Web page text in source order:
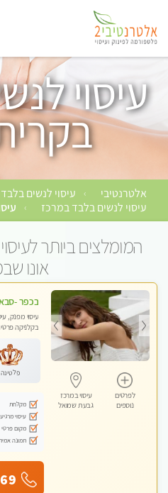
עיסוי
אלטרנטיבי › עיסוי לנשים בלבד
עיסוי לנשים בלבד במרכז ›
המומלצים ביותר
אונו
לפרטים
נוספים
עיסוי במרכז
גבעת שמואל
עיסוי מפנק,
בקלניקה
לנשים בלבד
פלטינה
מקלחת
עיסוי מרגיע
מקום פרטי
תמונה